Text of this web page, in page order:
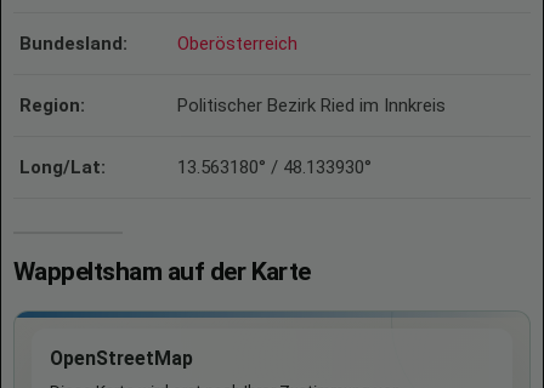
Bundesland: Oberösterreich
Region: Politischer Bezirk Ried im Innkreis
Long/Lat: 13.563180° / 48.133930°
Wappeltsham auf der Karte
OpenStreetMap